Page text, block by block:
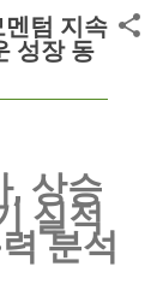
v
: 사우스햄튼과
정이며, 특히
은 사우스햄튼
vs
공하는 뉴스로,
Birmingham
away
텀 지속
성장 동
, 상승
실적
분석